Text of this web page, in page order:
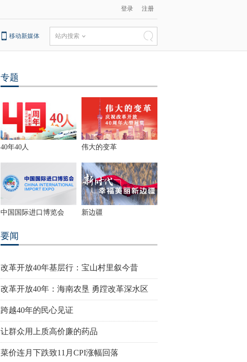
登录 注册
移动新媒体 站内搜索
专题
40年40人 伟大的变革
中国国际进口博览会 新边疆
要闻
改革开放40年基层行：宝山村里叙今昔
改革开放40年：海南农垦 勇蹚改革深水区
跨越40年的民心见证
让群众用上质高价廉的药品
菜价连月下跌致11月CPI涨幅回落